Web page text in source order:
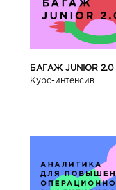
БАГАЖ JUNIOR 2.0
Курс-интенсив